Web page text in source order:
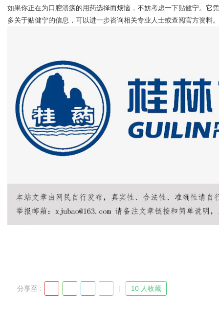
如果你正在为口腔溃疡的用药选择而烦恼，不妨考虑一下贴健宁。它
多关于贴健宁的信息，可以进一步咨询相关专业人士或查阅官方资料。
分享至 : 10 人收藏